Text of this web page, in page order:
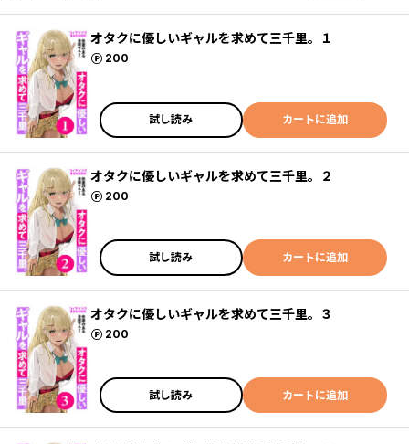
オタクに優しいギャルを求めて三千里。１
200
ポイント
試し読み カートに追加
オタクに優しいギャルを求めて三千里。２
200
ポイント
試し読み カートに追加
オタクに優しいギャルを求めて三千里。３
200
ポイント
試し読み カートに追加